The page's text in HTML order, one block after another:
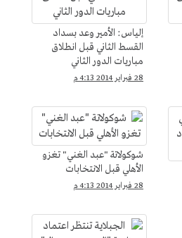
إلياس: الأمير وعد بسداد
القسط الثاني قبل انطلاق
مباريات الدور الثاني
28 فبراير 2014 4:13 م
شوكولاتة "عبد الغني" تغزو
الأهلي قبل الانتخابات
28 فبراير 2014 4:13 م